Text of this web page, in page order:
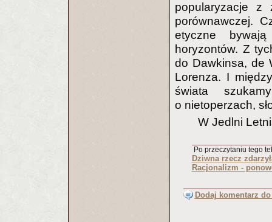
popularyzacje z
porównawczej.
etyczne
horyzontów. Z
do Dawkinsa, de
Lorenza. I
świata
o nietoperzach,
W Jedlni
Po przeczytaniu tego
Dziwna rzecz
Racjonalizm -
Dodaj komentarz